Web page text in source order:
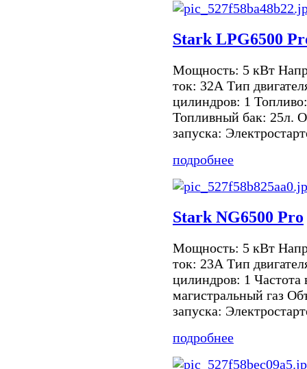
Stark LPG6500
Мощность: 5 кВт
ток: 32А Тип
цилиндров: 1
Топливный бак: 25л.
запуска:
подробнее
Stark NG6500 Pro
Мощность: 5 кВт
ток: 23А Тип
цилиндров: 1
магистральный газ
запуска:
подробнее